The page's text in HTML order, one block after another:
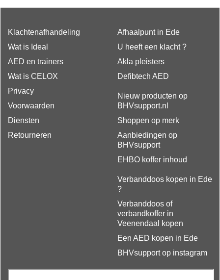
Klachtenafhandeling
Wat is Ideal
AED en trainers
Wat is CELOX
Privacy
Voorwaarden
Diensten
Retourneren
Afhaalpunt in Ede
U heeft een klacht ?
Akla pleisters
Defibtech AED
Nieuw producten op
BHVsupport.nl
Shoppen op merk
Aanbiedingen op
BHVsupport
EHBO koffer inhoud
Verbanddoos kopen in Ede
?
Verbanddoos of
verbandkoffer in
Veenendaal kopen
Een AED kopen in Ede
BHVsupport op instagram